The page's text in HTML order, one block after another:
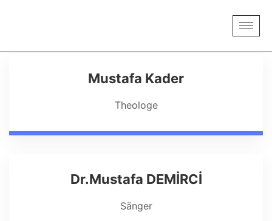
Mustafa Kader
Theologe
Dr.Mustafa DEMİRCİ
Sänger